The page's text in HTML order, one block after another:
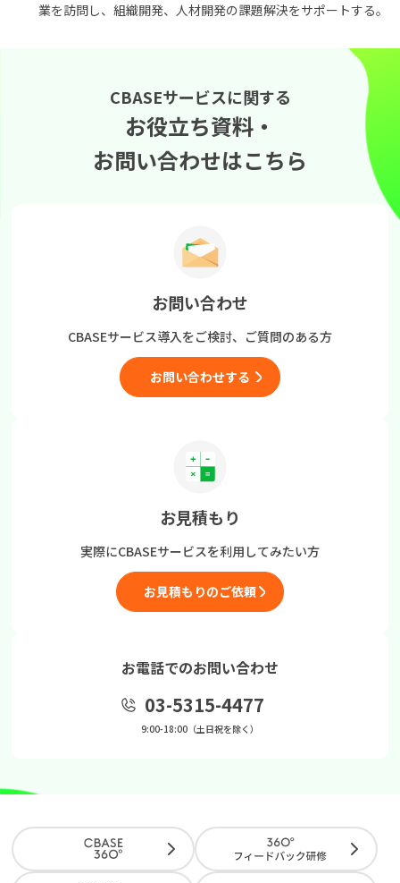
業を訪問し、組織開発、人材開発の課題解決をサポートする。
CBASEサービスに関する
お役立ち資料・
お問い合わせはこちら
お問い合わせ
CBASEサービス導入をご検討、 ご質問のある方
お問い合わせする
お見積もり
実際にCBASEサービスを利用してみたい方
お見積もりのご依頼
お電話でのお問い合わせ
03-5315-4477
9:00-18:00（土日祝を除く）